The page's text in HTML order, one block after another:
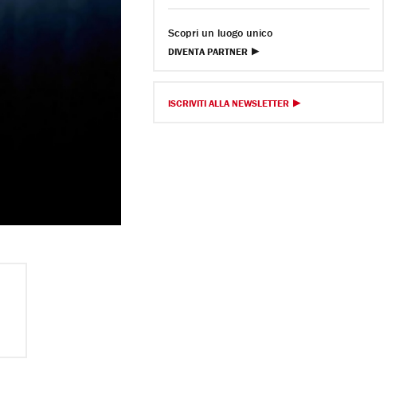
Scopri un luogo unico
DIVENTA PARTNER
ISCRIVITI ALLA NEWSLETTER